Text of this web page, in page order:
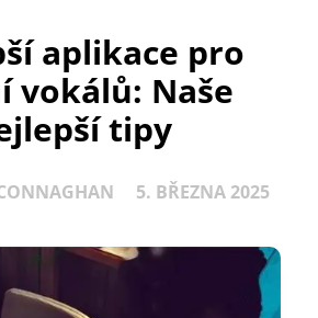
aplikace pro
vokálů: Naše
tipy
5. BŘEZNA 2025